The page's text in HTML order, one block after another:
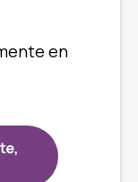
en